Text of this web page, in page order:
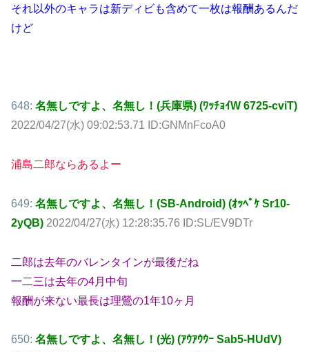
それ以外のキャラは新ディビも含めて一枚は報酬あるんだ
けど
648: 名無しですよ、名無し！(兵庫県) (ﾜｯﾁｮｲW 6725-cviT)
2022/04/27(水) 09:02:53.71 ID:GNMnFcoA0
浦島二郎ならあるよー
649: 名無しですよ、名無し！(SB-Android) (ｵｯﾍﾟｹ Sr10-
2yQB) 2022/04/27(水) 12:28:35.76 ID:SL/EV9DTr
二郎は去年のバレンタインが最後だね
一二三は去年の4月中旬
報酬が来ない最長は理鶯の1年10ヶ月
650: 名無しですよ、名無し！(光) (ｱｳｱｳｳｰ Sab5-HUdV)